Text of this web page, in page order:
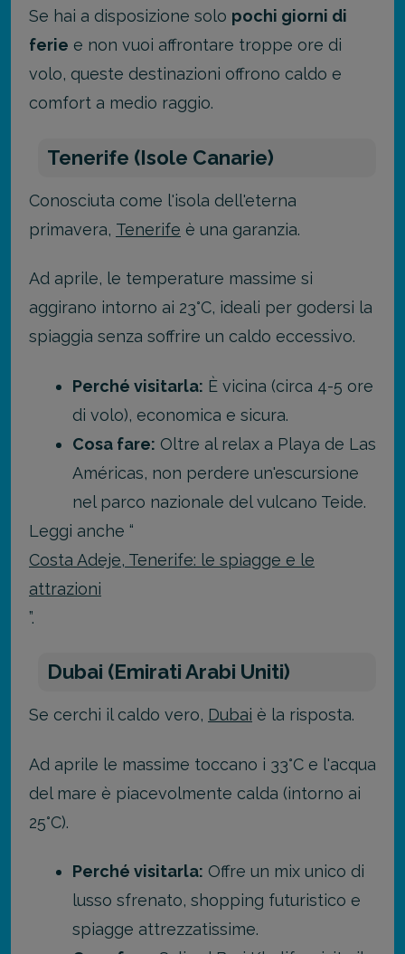
Se hai a disposizione solo pochi giorni di
ferie e non vuoi affrontare troppe ore di
volo, queste destinazioni offrono caldo e
comfort a medio raggio.
Tenerife (Isole Canarie)
Conosciuta come l'isola dell'eterna
primavera, Tenerife è una garanzia.
Ad aprile, le temperature massime si
aggirano intorno ai 23°C, ideali per godersi la
spiaggia senza soffrire un caldo eccessivo.
Perché visitarla: È vicina (circa 4-5 ore
di volo), economica e sicura.
Cosa fare: Oltre al relax a Playa de Las
Américas, non perdere un'escursione
nel parco nazionale del vulcano Teide.
Leggi anche “
Costa Adeje, Tenerife: le spiagge e le
attrazioni
”.
Dubai (Emirati Arabi Uniti)
Se cerchi il caldo vero, Dubai è la risposta.
Ad aprile le massime toccano i 33°C e l'acqua
del mare è piacevolmente calda (intorno ai
25°C).
Perché visitarla: Offre un mix unico di
lusso sfrenato, shopping futuristico e
spiagge attrezzatissime.